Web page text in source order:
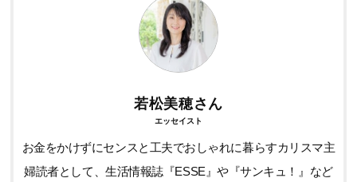
若松美穂さん
エッセイスト
お金をかけずにセンスと工夫でおしゃれに暮らすカリスマ主
婦読者として、生活情報誌『ESSE』や『サンキュ！』など